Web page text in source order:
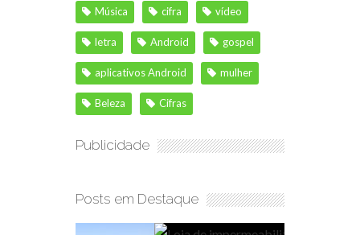
Música cifra vídeo
letra Android gospel
aplicativos Android mulher
Beleza Cifras
Publicidade
Posts em Destaque